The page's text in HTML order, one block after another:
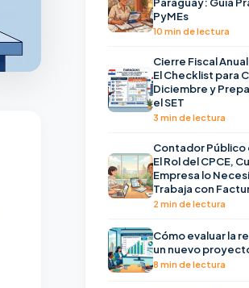
PyMEs
10 min de lectura
Cierre Fiscal
El Checklist para
Diciembre y
el SET
3 min de lectura
Contador Público
El Rol del CPCE,
Empresa lo
Trabaja con
2 min de lectura
Cómo evaluar la
un nuevo
8 min de lectura